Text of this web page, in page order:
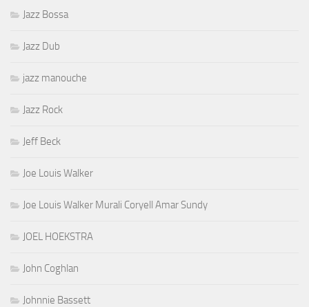
Jazz Bossa
Jazz Dub
jazz manouche
Jazz Rock
Jeff Beck
Joe Louis Walker
Joe Louis Walker Murali Coryell Amar Sundy
JOEL HOEKSTRA
John Coghlan
Johnnie Bassett